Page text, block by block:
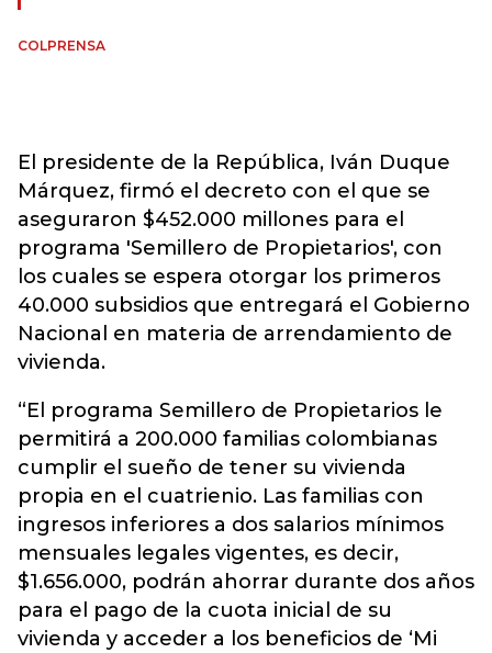
COLPRENSA
El presidente de la República, Iván Duque
Márquez, firmó el decreto con el que se
aseguraron $452.000 millones para el
programa 'Semillero de Propietarios', con
los cuales se espera otorgar los primeros
40.000 subsidios que entregará el Gobierno
Nacional en materia de arrendamiento de
vivienda.
“El programa Semillero de Propietarios le
permitirá a 200.000 familias colombianas
cumplir el sueño de tener su vivienda
propia en el cuatrienio. Las familias con
ingresos inferiores a dos salarios mínimos
mensuales legales vigentes, es decir,
$1.656.000, podrán ahorrar durante dos años
para el pago de la cuota inicial de su
vivienda y acceder a los beneficios de ‘Mi